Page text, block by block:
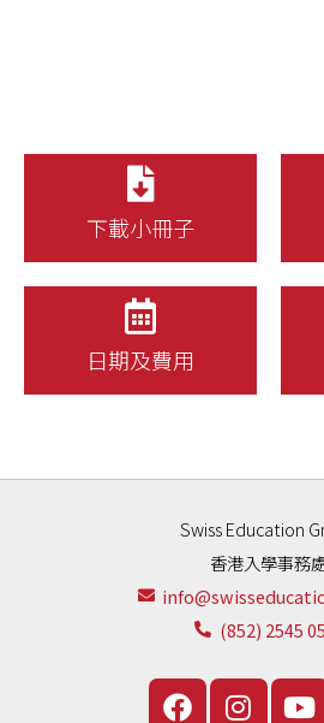
下載小冊子
日期及費用
Swiss Education
香港入學事務
(852) 2545